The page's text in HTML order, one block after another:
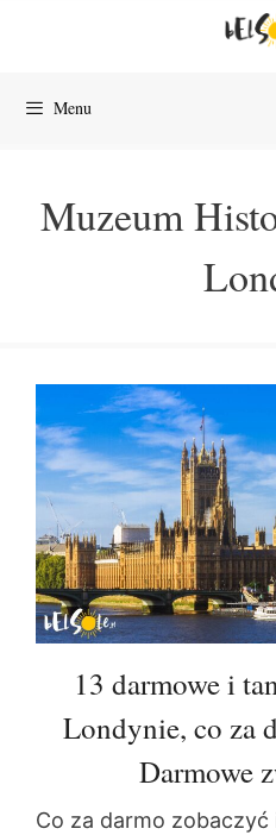
Menu
Muzeum
13 darmowe i
Londynie, co za
Darmowe
Co za darmo